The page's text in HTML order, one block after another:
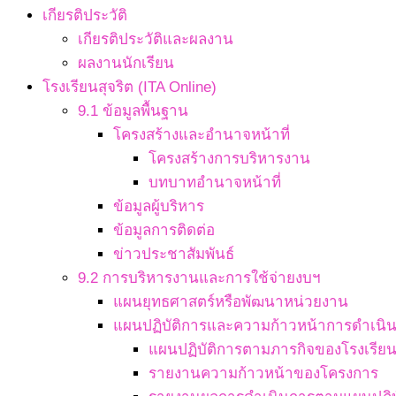
เกียรติประวัติ
เกียรติประวัติและผลงาน
ผลงานนักเรียน
โรงเรียนสุจริต (ITA Online)
9.1 ข้อมูลพื้นฐาน
โครงสร้างและอำนาจหน้าที่
โครงสร้างการบริหารงาน
บทบาทอำนาจหน้าที่
ข้อมูลผู้บริหาร
ข้อมูลการติดต่อ
ข่าวประชาสัมพันธ์
9.2 การบริหารงานและการใช้จ่ายงบฯ
แผนยุทธศาสตร์หรือพัฒนาหน่วยงาน
แผนปฏิบัติการและความก้าวหน้าการดำเนิ
แผนปฏิบัติการตามภารกิจของโรงเรียน
รายงานความก้าวหน้าของโครงการ